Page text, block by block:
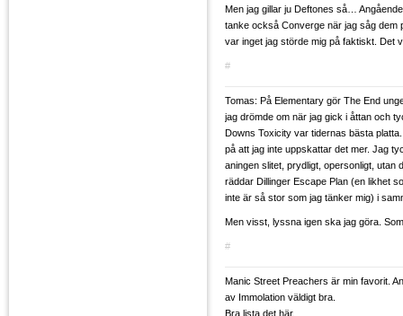
Men jag gillar ju Deftones så…
tanke också Converge när jag såg dem
var inget jag störde mig på faktiskt. Det
#
Tomas: På Elementary gör The End
jag drömde om när jag gick i åttan och
Downs Toxicity var tidernas bästa
på att jag inte uppskattar det mer. Jag
aningen slitet, prydligt, opersonligt, utan
räddar Dillinger Escape Plan (en likhet
inte är så stor som jag tänker mig) i
Men visst, lyssna igen ska jag göra.
#
Manic Street Preachers är min favorit.
av Immolation väldigt bra.
Bra lista det här.